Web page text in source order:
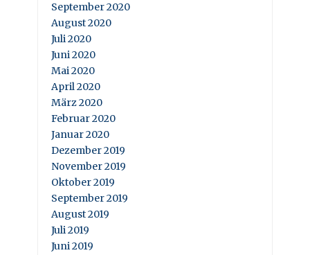
September 2020
August 2020
Juli 2020
Juni 2020
Mai 2020
April 2020
März 2020
Februar 2020
Januar 2020
Dezember 2019
November 2019
Oktober 2019
September 2019
August 2019
Juli 2019
Juni 2019